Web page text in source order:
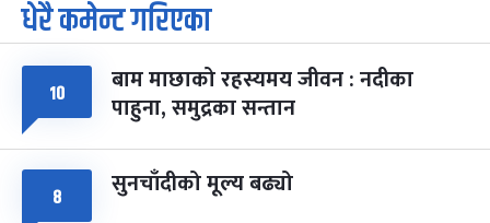
७
आइत
पूर्णिमा व्रत
चैत्र ७, २०८३-
८
सोम
फागुपूर्णिमा
चैत्र ८, २०८३-Mar 22, 2027
७ महिना बाँकी
धेरै कमेन्ट गरिएका
१० बाम माछाको रहस्यमय जीवन : नदीका
पाहुना, समुद्रका सन्तान
८ सुनचाँदीको मूल्य बढ्यो